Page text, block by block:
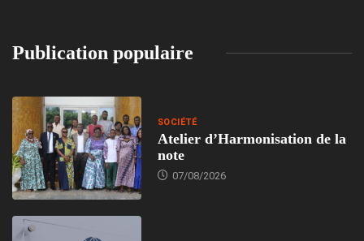
Publication populaire
SOCIÉTÉ
Atelier d’Harmonisation de la
note
07/08/2026